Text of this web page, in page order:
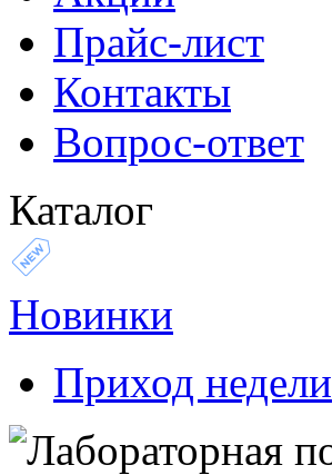
Прайс-лист
Контакты
Вопрос-ответ
Каталог
Новинки
Приход недели